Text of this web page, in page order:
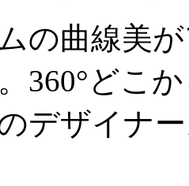
の曲線美
360°どこ
デザイナ